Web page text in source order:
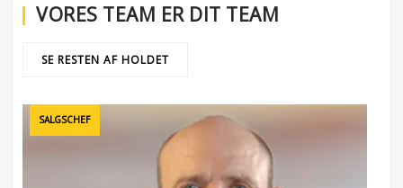
VORES TEAM ER DIT TEAM
SE RESTEN AF HOLDET
SALGSCHEF